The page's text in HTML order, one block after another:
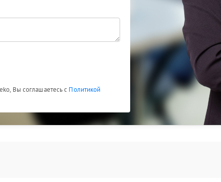
Вы соглашаетесь с Политикой